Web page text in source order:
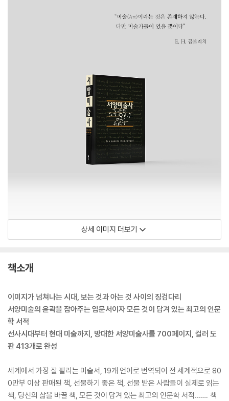
상세 이미지 더보기
책소개
이미지가 넘쳐나는 시대, 보는 것과 아는 것 사이의 징검다리
서양미술의 윤곽을 잡아주는 입문서이자 모든 것이 담겨 있는 최고의 인문
학 서적
선사시대부터 현대 미술까지, 방대한 서양미술사를 700페이지, 컬러 도
판 413개로 완성
세계에서 가장 잘 팔리는 미술서, 19개 언어로 번역되어 전 세계적으로 80
0만부 이상 판매된 책, 선물하기 좋은 책, 선물 받은 사람들이 실제로 읽는
책, 당신의 삶을 바꿀 책, 모든 것이 담겨 있는 최고의 인문학 서적……. 책